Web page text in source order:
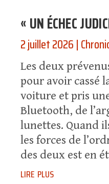
« UN ÉCHEC
2 juillet 2026|
Les deux
pour avoir cassé
voiture et pris
Bluetooth, de
lunettes. Quand
les forces de
des deux est en
lire plus